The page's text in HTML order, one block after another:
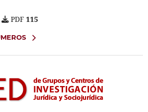
PDF 115